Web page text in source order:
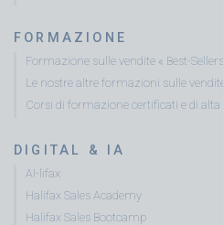
FORMAZIONE
Formazione sulle vendite « Best-
Le nostre altre formazioni sulle
Corsi di formazione certificati e di alta
DIGITAL & IA
AI-lifax
Halifax Sales Academy
Halifax Sales Bootcamp